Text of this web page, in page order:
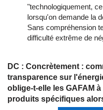
"technologiquement,
lorsqu'on demande la
Sans compréhension
difficulté extrême de
DC : Concrètement :
transparence sur
oblige-t-elle les GAFAM
produits spécifiques